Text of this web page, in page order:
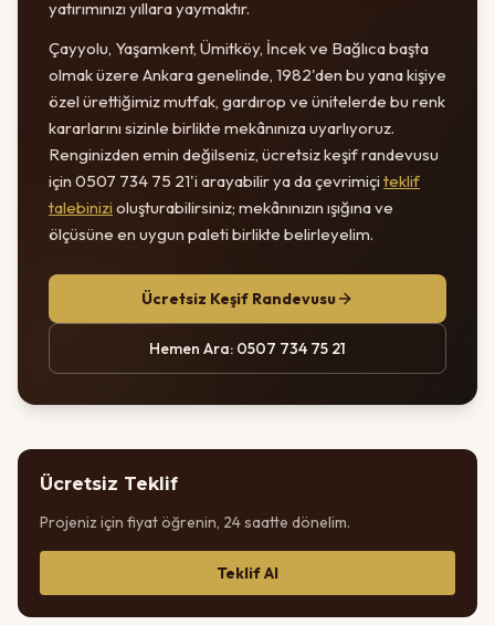
yatırımınızı yıllara yaymaktır.
Çayyolu, Yaşamkent, Ümitköy, İncek ve Bağlıca başta
olmak üzere Ankara genelinde, 1982'den bu yana kişiye
özel ürettiğimiz mutfak, gardırop ve ünitelerde bu renk
kararlarını sizinle birlikte mekânınıza uyarlıyoruz.
Renginizden emin değilseniz, ücretsiz keşif randevusu
için 0507 734 75 21'i arayabilir ya da çevrimiçi teklif
talebinizi oluşturabilirsiniz; mekânınızın ışığına ve
ölçüsüne en uygun paleti birlikte belirleyelim.
Ücretsiz Keşif Randevusu
Hemen Ara: 0507 734 75 21
Ücretsiz Teklif
Projeniz için fiyat öğrenin, 24 saatte dönelim.
Teklif Al